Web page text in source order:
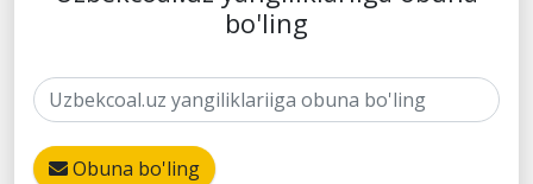
bo'ling
Obuna bo'ling